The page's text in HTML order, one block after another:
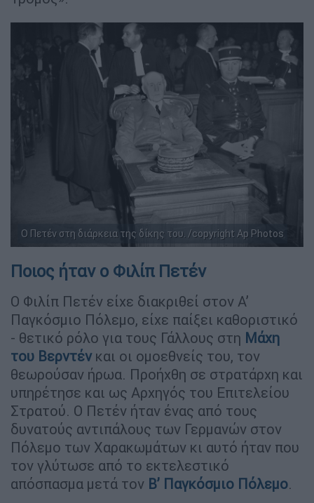
Ο Πετέν στη διάρκεια της δίκης του. /copyright Αp Photos
Ποιος ήταν ο Φιλίπ Πετέν
Ο Φιλίπ Πετέν είχε διακριθεί στον Α’
Παγκόσμιο Πόλεμο, είχε παίξει καθοριστικό
- θετικό ρόλο για τους Γάλλους στη Μάχη
του Βερντέν και οι ομοεθνείς του, τον
θεωρούσαν ήρωα. Προήχθη σε στρατάρχη και
υπηρέτησε και ως Αρχηγός του Επιτελείου
Στρατού. Ο Πετέν ήταν ένας από τους
δυνατούς αντιπάλους των Γερμανών στον
Πόλεμο των Χαρακωμάτων κι αυτό ήταν που
τον γλύτωσε από το εκτελεστικό
απόσπασμα μετά τον Β’ Παγκόσμιο Πόλεμο.